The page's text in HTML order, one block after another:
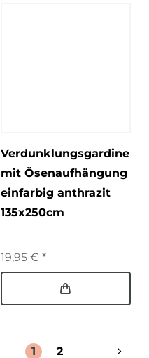
Verdunklungsgardine
mit Ösenaufhängung
einfarbig anthrazit
135x250cm
19,95 € *
1 2